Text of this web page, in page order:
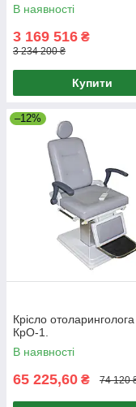
В наявності
3 169 516 ₴
3 234 200 ₴
Купити
–12%
Крісло отоларинголога
КрО-1.
В наявності
65 225,60 ₴ 74 120